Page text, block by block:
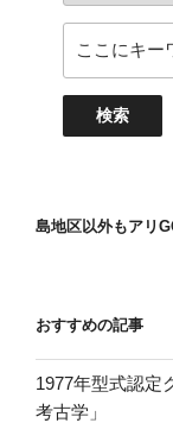
島地区以外もアリ
おすすめの記事
1977年型式認定
考古学」